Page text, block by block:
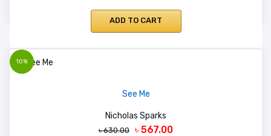
ADD TO CART
10%
See Me
Nicholas Sparks
৳ 630.00 ৳ 567.00